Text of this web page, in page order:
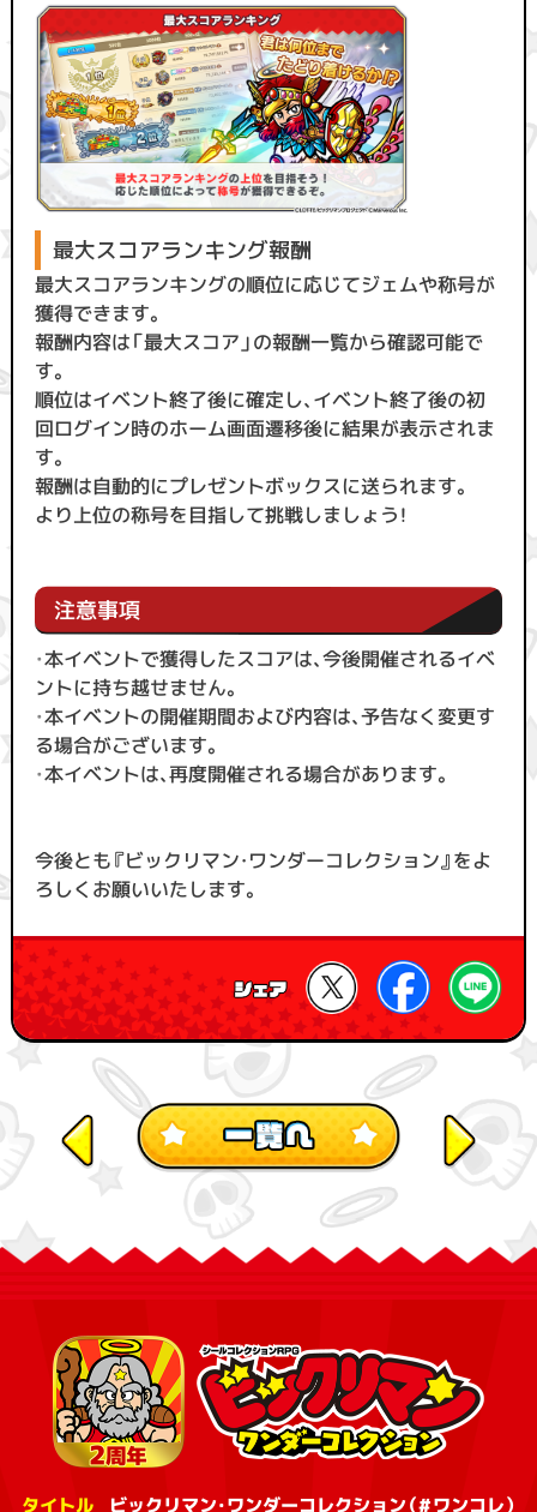
最大スコアランキング報酬
最大スコアランキングの順位に応じてジェムや称号が
獲得できます。
報酬内容は「最大スコア」の報酬一覧から確認可能で
す。
順位はイベント終了後に確定し、イベント終了後の初
回ログイン時のホーム画面遷移後に結果が表示されま
す。
報酬は自動的にプレゼントボックスに送られます。
より上位の称号を目指して挑戦しましょう！
注意事項
・本イベントで獲得したスコアは、今後開催されるイベ
ントに持ち越せません。
・本イベントの開催期間および内容は、予告なく変更す
る場合がございます。
・本イベントは、再度開催される場合があります。
今後とも『ビックリマン・ワンダーコレクション』をよ
ろしくお願いいたします。
タイトル ビックリマン・ワンダーコレクション（#ワンコレ）